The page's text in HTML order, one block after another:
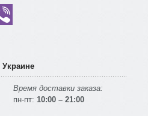
Время доставки заказа:
пн-пт: 10:00 – 21:00